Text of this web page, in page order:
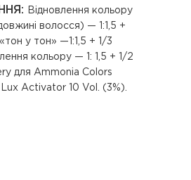
Відновлення кольору
волосся) — 1:1,5 +
у тон» —1:1,5 + 1/3
кольору — 1: 1,5 + 1/2
для Ammonia Colors
Activator 10 Vol. (3%).